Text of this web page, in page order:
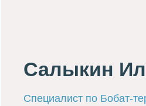
Салыкин
Специалист по Бобат-